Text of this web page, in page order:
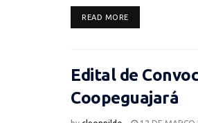
READ MOREDETAILS
Edital de
Coopeguajará